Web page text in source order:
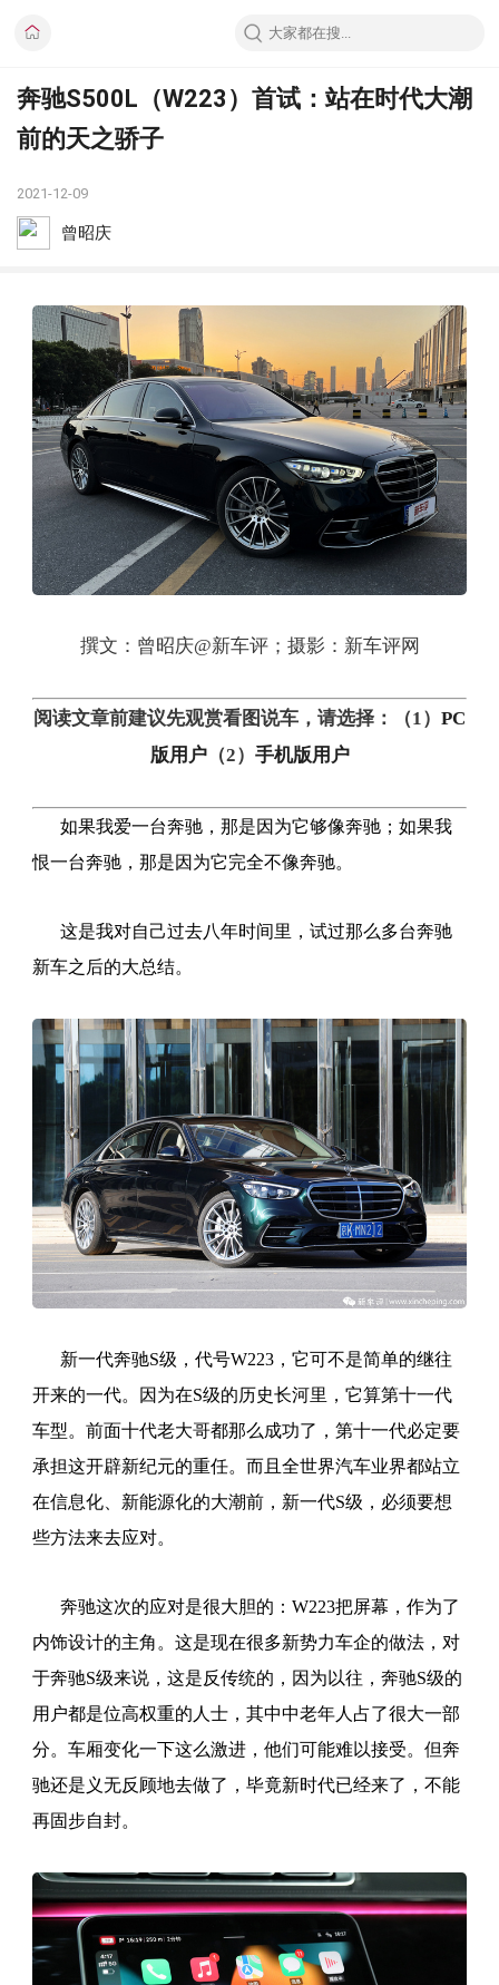
奔驰S500L（W223）首试：站在时代大潮
前的天之骄子
2021-12-09
曾昭庆
撰文：曾昭庆@新车评；摄影：新车评网
阅读文章前建议先观赏看图说车，请选择：（1） PC
版用户（2） 手机版用户
如果我爱一台奔驰，那是因为它够像奔驰；如果我
恨一台奔驰，那是因为它完全不像奔驰。
这是我对自己过去八年时间里，试过那么多台奔驰
新车之后的大总结。
新一代奔驰S级，代号W223，它可不是简单的继往
开来的一代。因为在S级的历史长河里，它算第十一代
车型。前面十代老大哥都那么成功了，第十一代必定要
承担这开辟新纪元的重任。而且全世界汽车业界都站立
在信息化、新能源化的大潮前，新一代S级，必须要想
些方法来去应对。
奔驰这次的应对是很大胆的：W223把屏幕，作为了
内饰设计的主角。这是现在很多新势力车企的做法，对
于奔驰S级来说，这是反传统的，因为以往，奔驰S级的
用户都是位高权重的人士，其中中老年人占了很大一部
分。车厢变化一下这么激进，他们可能难以接受。但奔
驰还是义无反顾地去做了，毕竟新时代已经来了，不能
再固步自封。